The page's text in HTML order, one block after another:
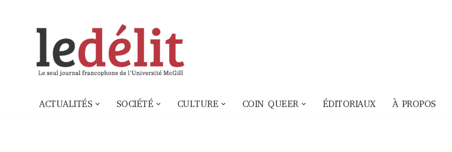
ACTUALITÉS SOCIÉTÉ CULTURE COIN QUEER ÉDITORIAUX À PROPOS